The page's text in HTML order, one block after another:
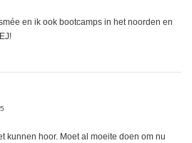
en ik ook bootcamps in het noorden en
kunnen hoor. Moet al moeite doen om nu